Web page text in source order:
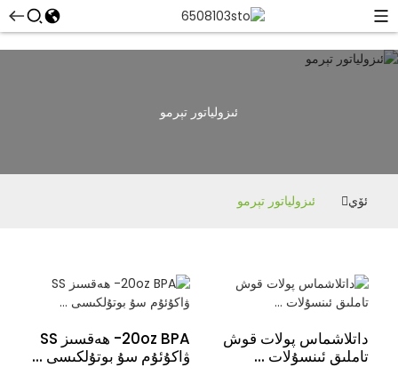
ئىزولياتور تېرمو
ئۆي ئىزولياتور تېرمو
داتلاشماس پولات قوش
تاملىق ئىنسۇلات ...
20oz BPA- ھەقسىز SS
ۋاكۇئۇم سۇ بوتۇلكىسى ...